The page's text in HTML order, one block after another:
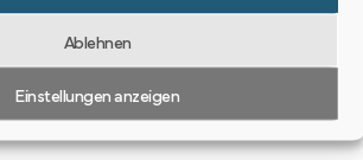
Ablehnen
Einstellungen anzeigen